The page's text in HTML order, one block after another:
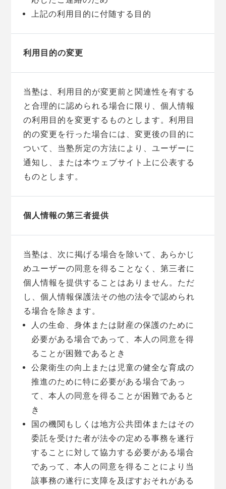
上記の利用目的に付随する目的
利用目的の変更
当塾は、利用目的が変更前と関連性を有する
と合理的に認められる場合に限り、個人情報
の利用目的を変更するものとします。利用目
的の変更を行った場合には、変更後の目的に
ついて、当塾所定の方法により、ユーザーに
通知し、または本ウェブサイト上に公表する
ものとします。
個人情報の第三者提供
当塾は、次に掲げる場合を除いて、あらかじ
めユーザーの同意を得ることなく、第三者に
個人情報を提供することはありません。ただ
し、個人情報保護法その他の法令で認められ
る場合を除きます。
人の生命、身体または財産の保護のために
必要がある場合であって、本人の同意を得
ることが困難であるとき
公衆衛生の向上または児童の健全な育成の
推進のために特に必要がある場合であっ
て、本人の同意を得ることが困難であると
き
国の機関もしくは地方公共団体またはその
委託を受けた者が法令の定める事務を遂行
することに対して協力する必要がある場合
であって、本人の同意を得ることにより当
該事務の遂行に支障を及ぼすおそれがある